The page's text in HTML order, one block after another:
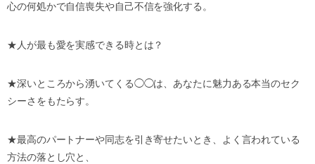
心の何処かで自信喪失や自己不信を強化する。
★人が最も愛を実感できる時とは？
★深いところから湧いてくる◯◯は、あなたに魅力ある本当のセク
シーさをもたらす。
★最高のパートナーや同志を引き寄せたいとき、よく言われている
方法の落とし穴と、